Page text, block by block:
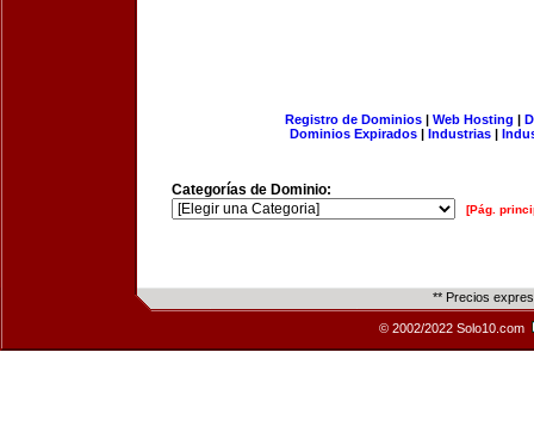
Registro de Dominios| Web Hosting |
Dominios Expirados | Industrias |
Categorías de Dominio:
[Pág.
** Precios
© 2002/2022 Solo10.com